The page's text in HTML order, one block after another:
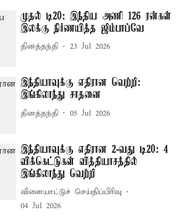
முதல் டி20: இந்திய அணி 126 ரன்கள்
இலக்கு நிர்ணயித்த ஜிம்பாப்வே
தினத்தந்தி 23 Jul 2026
இந்தியாவுக்கு எதிரான வெற்றி:
இங்கிலாந்து சாதனை
தினத்தந்தி 05 Jul 2026
இந்தியாவுக்கு எதிரான 2-வது டி20: 4
விக்கெட்டுகள் வித்தியாசத்தில்
இங்கிலாந்து வெற்றி
விளையாட்டுச் செய்திப்பிரிவு
04 Jul 2026